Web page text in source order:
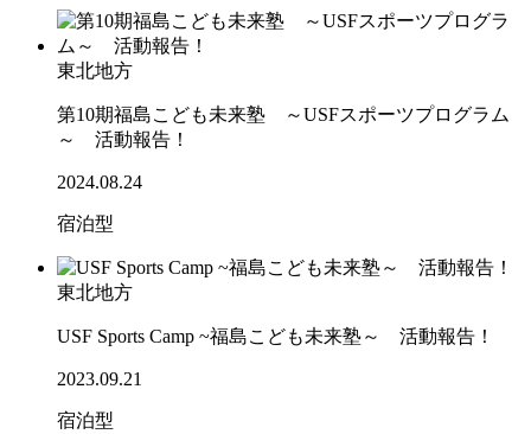
東北地方
第10期福島こども未来塾 ～USFスポーツプログラム
～ 活動報告！
2024.08.24
宿泊型
東北地方
USF Sports Camp ~福島こども未来塾～ 活動報告！
2023.09.21
宿泊型